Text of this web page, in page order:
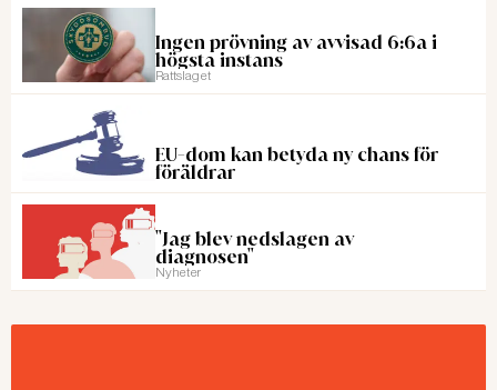
Ingen prövning av avvisad 6:6a i
högsta instans
Rattslaget
EU-dom kan betyda ny chans för
föräldrar
"Jag blev nedslagen av
diagnosen"
Nyheter